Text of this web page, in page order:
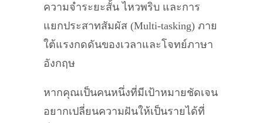
ความจำระยะสั้น ไหวพริบ และการ
แยกประสาทสัมผัส (Multi-tasking) ภาย
ใต้แรงกดดันของเวลาและโจทย์ภาษา
อังกฤษ
หากคุณเป็นคนหนึ่งที่มีเป้าหมายชัดเจน
อยากเปลี่ยนความฝันให้เป็นรายได้ที่